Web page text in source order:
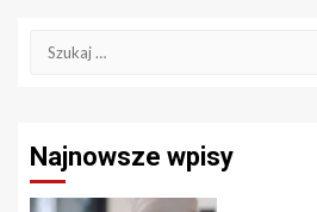
Szukaj:
Najnowsze wpisy